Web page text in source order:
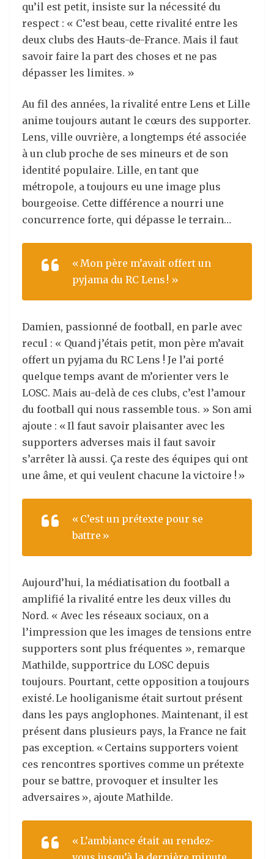
qu’il est petit, insiste sur la nécessité du
respect : « C’est beau, cette rivalité entre les
deux clubs des Hauts-de-France. Mais il faut
savoir faire la part des choses et ne pas
dépasser les limites. »
Au fil des années, la rivalité entre Lens et Lille
anime toujours autant le cœurs des supporter.
Lens, ville ouvrière, a longtemps été associée
à un club proche de ses mineurs et de son
identité populaire. Lille, en tant que
métropole, a toujours eu une image plus
bourgeoise. Cette différence a nourri une
concurrence forte, qui dépasse le terrain…
« Mon père m’avait offert un
pyjama du RC Lens ! »
Damien, passionné de football, en parle avec
recul : « Quand j’étais petit, mon père m’avait
offert un pyjama du RC Lens ! Je l’ai porté
quelque temps avant de m’orienter vers le
LOSC. Mais au-delà de ces clubs, c’est l’amour
du football qui nous rassemble tous. » Son ami
ajoute : « Il faut savoir plaisanter avec les
supporters adverses mais il faut savoir
s’arrêter là aussi. Ça reste des équipes qui ont
une âme, et qui veulent chacune la victoire ! »
« C’est un prétexte pour se
battre »
Aujourd’hui, la médiatisation du football a
amplifié la rivalité entre les deux villes du
Nord. « Avec les réseaux sociaux, on a
l’impression que les images de tensions entre
supporters sont plus fréquentes », remarque
Mathilde, supportrice du LOSC depuis
toujours. Pourtant, cette opposition a toujours
existé. Le hooliganisme était surtout présent
dans les pays anglophones. Maintenant, il est
présent dans plusieurs pays, la France ne fait
pas exception. « Certains supporters voient
ces rencontres sportives comme un prétexte
pour se battre, provoquer et insulter les
adversaires », ajoute Mathilde.
« L’ambiance était au rendez-